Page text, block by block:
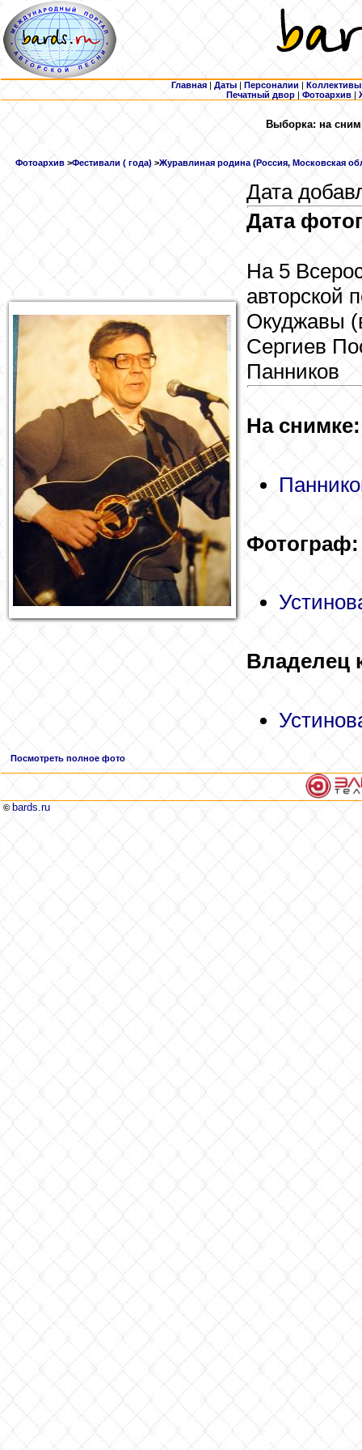
Главная | Даты | Персоналии | Коллективы
Печатный двор |Фотоархив |
Выборка: на
Фотоархив >Фестивали ( года) >Журавлиная родина (Россия, Московская
Дата
Дата
На 5
авторской
Окуджавы
Сергиев
Панников
На снимке:
Фотограф:
Владелец
Посмотреть полное фото
© bards.ru